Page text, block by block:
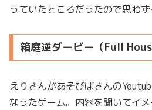
っていたところだったので思わ
箱庭逆ダービー（Full
えりさんがあそびばさんの
なったゲーム。内容を聞いてイ